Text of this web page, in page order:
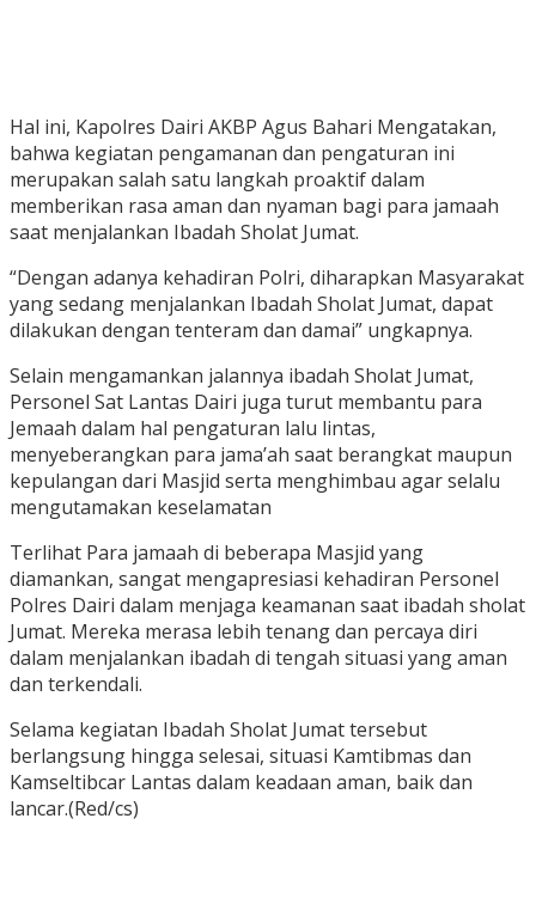
Hal ini, Kapolres Dairi AKBP Agus Bahari Mengatakan,
bahwa kegiatan pengamanan dan pengaturan ini
merupakan salah satu langkah proaktif dalam
memberikan rasa aman dan nyaman bagi para jamaah
saat menjalankan Ibadah Sholat Jumat.
“Dengan adanya kehadiran Polri, diharapkan Masyarakat
yang sedang menjalankan Ibadah Sholat Jumat, dapat
dilakukan dengan tenteram dan damai” ungkapnya.
Selain mengamankan jalannya ibadah Sholat Jumat,
Personel Sat Lantas Dairi juga turut membantu para
Jemaah dalam hal pengaturan lalu lintas,
menyeberangkan para jama’ah saat berangkat maupun
kepulangan dari Masjid serta menghimbau agar selalu
mengutamakan keselamatan
Terlihat Para jamaah di beberapa Masjid yang
diamankan, sangat mengapresiasi kehadiran Personel
Polres Dairi dalam menjaga keamanan saat ibadah sholat
Jumat. Mereka merasa lebih tenang dan percaya diri
dalam menjalankan ibadah di tengah situasi yang aman
dan terkendali.
Selama kegiatan Ibadah Sholat Jumat tersebut
berlangsung hingga selesai, situasi Kamtibmas dan
Kamseltibcar Lantas dalam keadaan aman, baik dan
lancar.(Red/cs)